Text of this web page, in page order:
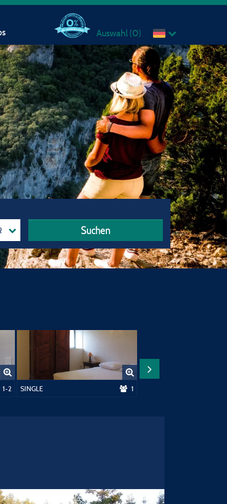
Auswahl (0)
Wohnmobil Suchen
1-2 SINGLE 1